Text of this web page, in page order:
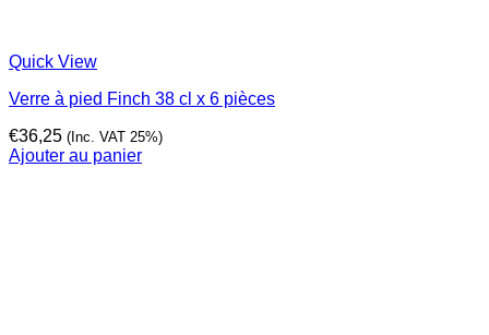
Quick View
Verre à pied Finch 38 cl x 6 pièces
€36,25 (Inc. VAT 25%)
Ajouter au panier